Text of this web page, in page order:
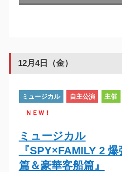
12月4日（金）
ミュージカル 自主公演 主催
ＮＥＷ！
ミュージカル
『SPY×FAMILY 2 爆
篇＆豪華客船篇』